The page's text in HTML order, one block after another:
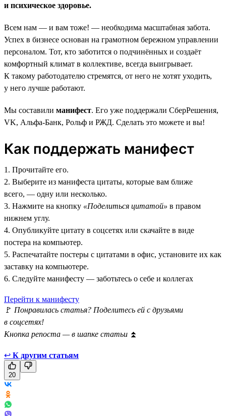
и психическое здоровье.
Всем нам — и вам тоже! — необходима масштабная забота.
Успех в бизнесе основан на грамотном бережном управлении
персоналом. Тот, кто заботится о подчинённых и создаёт
комфортный климат в коллективе, всегда выигрывает.
К такому работодателю стремятся, от него не хотят уходить,
у него лучше работают.
Мы составили манифест. Его уже поддержали СберРешения,
VK, Альфа-Банк, Рольф и РЖД. Сделать это можете и вы!
Как поддержать манифест
1. Прочитайте его.
2. Выберите из манифеста цитаты, которые вам ближе
всего, — одну или несколько.
3. Нажмите на кнопку «Поделиться цитатой» в правом
нижнем углу.
4. Опубликуйте цитату в соцсетях или скачайте в виде
постера на компьютер.
5. Распечатайте постеры с цитатами в офис, установите их как
заставку на компьютере.
6. Следуйте манифесту — заботьтесь о себе и коллегах
Перейти к манифесту
🚩 Понравилась статья? Поделитесь ей с друзьями
в соцсетях!
Кнопка репоста — в шапке статьи ⏫
↩ К другим статьям
20